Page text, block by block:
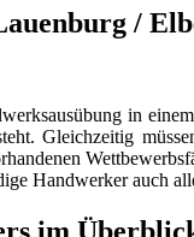
/
in
Gleichzeitig
Handwerker auch